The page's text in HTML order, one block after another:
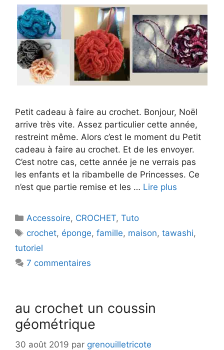
Petit cadeau à faire au crochet. Bonjour, Noël
arrive très vite. Assez particulier cette année,
restreint même. Alors c’est le moment du Petit
cadeau à faire au crochet. Et de les envoyer.
C’est notre cas, cette année je ne verrais pas
les enfants et la ribambelle de Princesses. Ce
n’est que partie remise et les … Lire plus
Catégories
Accessoire, CROCHET,Tuto
Étiquettes
crochet, éponge,famille, maison,tawashi,
tutoriel
7 commentaires
au crochet un coussin
géométrique
30 août 2019 par grenouilletricote